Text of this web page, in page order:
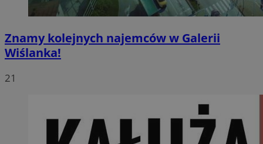
Znamy kolejnych najemców w Galerii
Wiślanka!
21